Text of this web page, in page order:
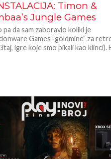
Timon &
Jungle Games
pa da sam zaboravio koliki je
Games ”goldmine” za
igre koje smo pikali kao klinci).